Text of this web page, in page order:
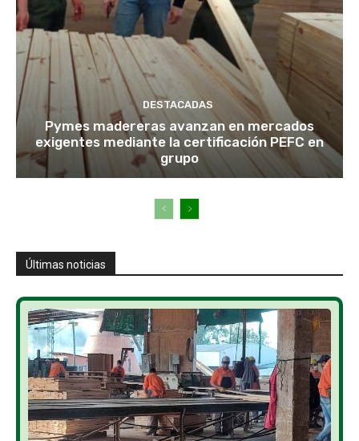
DESTACADAS
Pymes madereras avanzan en mercados
exigentes mediante la certificación PEFC en
grupo
Últimas noticias